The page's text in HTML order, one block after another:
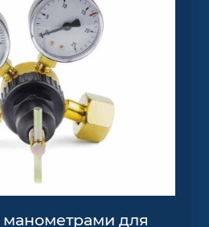
манометрами для